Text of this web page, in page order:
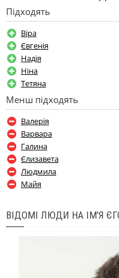
Підходять
Віра
Євгенія
Надія
Ніна
Тетяна
Менш підходять
Валерія
Варвара
Галина
Єлизавета
Людмила
Майя
ВІДОМІ ЛЮДИ НА ІМ'Я